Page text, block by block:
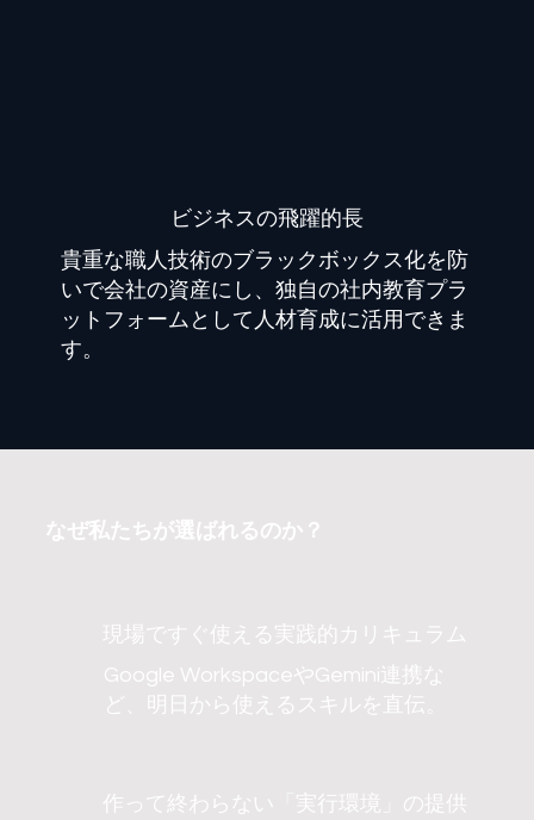
​ビジネスの飛躍的長
貴重な職人技術のブラックボックス化を防
いで会社の資産にし、独自の社内教育プラ
ットフォームとして人材育成に活用できま
す。
なぜ私たちが選ばれるのか？
現場ですぐ使える実践的カリキュラム
Google WorkspaceやGemini連携な
ど、明日から使えるスキルを直伝。
作って終わらない「実行環境」の提供